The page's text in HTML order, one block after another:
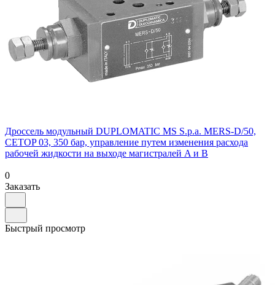
Дроссель модульный DUPLOMATIC MS S.p.a. MERS-D/50,
CETOP 03, 350 бар, управление путем изменения расхода
рабочей жидкости на выходе магистралей A и B
0
Заказать
Быстрый просмотр